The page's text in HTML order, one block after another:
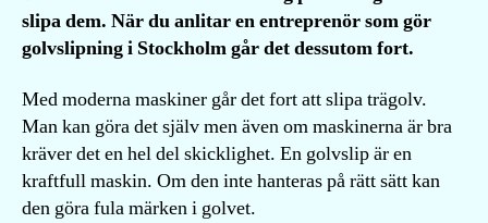
slipa dem. När du anlitar en entreprenör som gör
golvslipning i Stockholm går det dessutom fort.
Med moderna maskiner går det fort att slipa trägolv.
Man kan göra det själv men även om maskinerna är bra
kräver det en hel del skicklighet. En golvslip är en
kraftfull maskin. Om den inte hanteras på rätt sätt kan
den göra fula märken i golvet.